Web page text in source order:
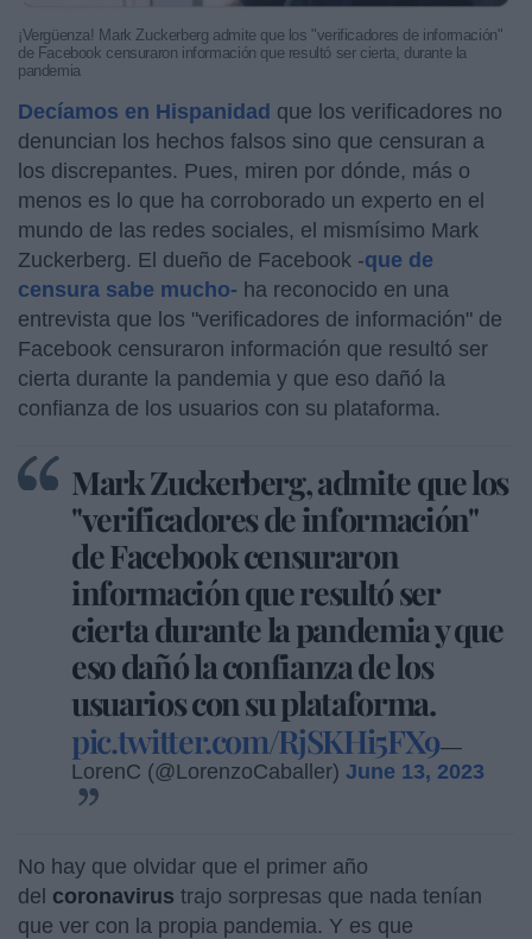
¡Vergüenza! Mark Zuckerberg admite que los "verificadores de información"
de Facebook censuraron información que resultó ser cierta, durante la
pandemia
Decíamos en Hispanidad que los verificadores no
denuncian los hechos falsos sino que censuran a
los discrepantes. Pues, miren por dónde, más o
menos es lo que ha corroborado un experto en el
mundo de las redes sociales, el mismísimo Mark
Zuckerberg. El dueño de Facebook -que de
censura sabe mucho- ha reconocido en una
entrevista que los "verificadores de información" de
Facebook censuraron información que resultó ser
cierta durante la pandemia y que eso dañó la
confianza de los usuarios con su plataforma.
Mark Zuckerberg, admite que los
"verificadores de información"
de Facebook censuraron
información que resultó ser
cierta durante la pandemia y que
eso dañó la confianza de los
usuarios con su plataforma.
pic.twitter.com/RjSKHi5FX9—
LorenC (@LorenzoCaballer) June 13, 2023
No hay que olvidar que el primer año
del coronavirus trajo sorpresas que nada tenían
que ver con la propia pandemia. Y es que